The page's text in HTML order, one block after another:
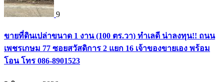
9
ขายที่ดินเปล่าขนาด 1 งาน (100 ตร.วา) ทำเลดี น่าลงทุน!! ถนน
เพชรเกษม 77 ซอยสวัสดิการ 2 แยก 16 เจ้าของขายเอง พร้อม
โอน โทร 086-8901523